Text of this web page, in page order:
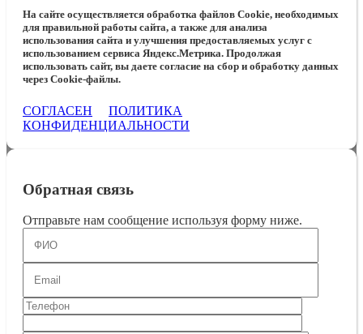
На сайте осуществляется обработка файлов Cookie, необходимых
для правильной работы сайта, а также для анализа
использования сайта и улучшения предоставляемых услуг с
использованием сервиса Яндекс.Метрика. Продолжая
использовать сайт, вы даете согласие на сбор и обработку данных
через Cookie-файлы.
СОГЛАСЕН
ПОЛИТИКА
КОНФИДЕНЦИАЛЬНОСТИ
Обратная связь
Отправьте нам сообщение используя форму ниже.